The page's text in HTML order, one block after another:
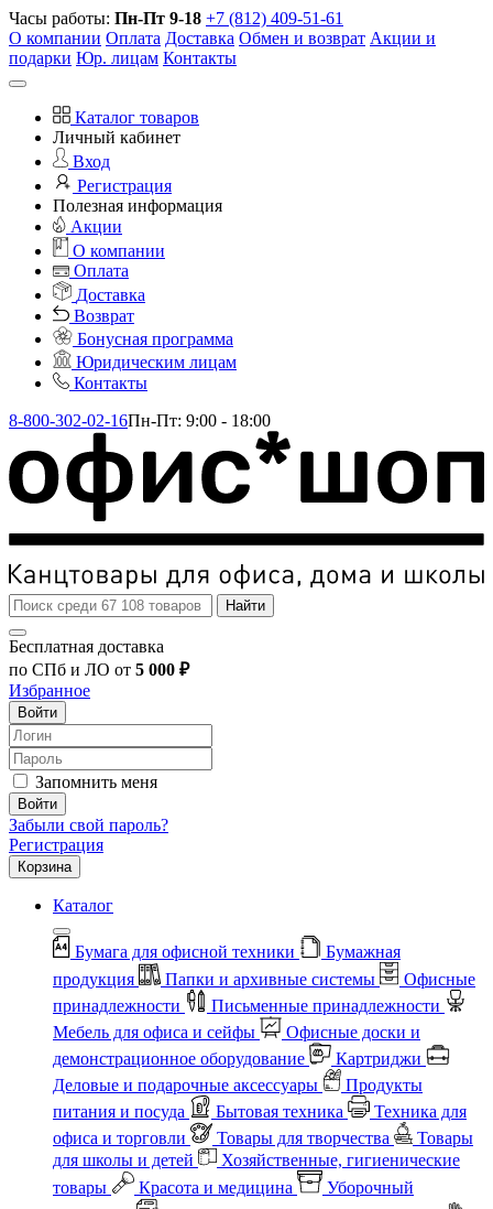
Часы работы: Пн-Пт 9-18 +7 (812) 409-51-61
О компании Оплата Доставка Обмен и возврат Акции и
подарки Юр. лицам Контакты
Каталог товаров
Личный кабинет
Вход
Регистрация
Полезная информация
Акции
О компании
Оплата
Доставка
Возврат
Бонусная программа
Юридическим лицам
Контакты
8-800-302-02-16Пн-Пт: 9:00 - 18:00
Найти
Бесплатная доставка
по СПб и ЛО от 5 000 ₽
Избранное
Войти
Запомнить меня
Войти
Забыли свой пароль?
Регистрация
Корзина
Каталог
Бумага для офисной техники
Бумажная
продукция
Папки и архивные системы
Офисные
принадлежности
Письменные принадлежности
Мебель для офиса и сейфы
Офисные доски и
демонстрационное оборудование
Картриджи
Деловые и подарочные аксессуары
Продукты
питания и посуда
Бытовая техника
Техника для
офиса и торговли
Товары для творчества
Товары
для школы и детей
Хозяйственные, гигиенические
товары
Красота и медицина
Уборочный